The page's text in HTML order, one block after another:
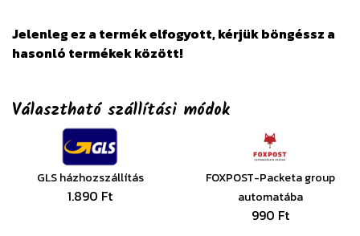
Jelenleg ez a termék elfogyott, kérjük böngéssz a
hasonló termékek között!
Választható szállítási módok
GLS házhozszállítás
1.890 Ft
FOXPOST-Packeta group
automatába
990 Ft